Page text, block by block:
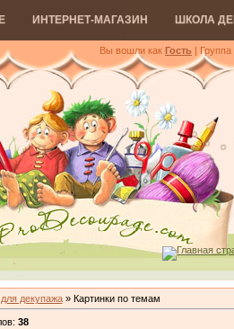
ИНТЕРНЕТ-МАГАЗИН ШКОЛА
Вы вошли как Гость | Группа
Главная
декупажа» Картинки по темам
: 38